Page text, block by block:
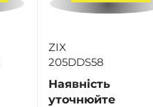
ZIX
205DDS58
Наявність
уточнюйте